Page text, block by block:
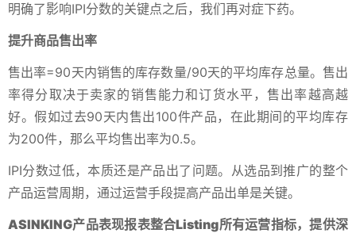
明确了影响IPI分数的关键点之后，我们再对症下药。
提升商品售出率
售出率=90天内销售的库存数量/90天的平均库存总量。售出
率得分取决于卖家的销售能力和订货水平，售出率越高越
好。假如过去90天内售出100件产品，在此期间的平均库存
为200件，那么平均售出率为0.5。
IPI分数过低，本质还是产品出了问题。从选品到推广的整个
产品运营周期，通过运营手段提高产品出单是关键。
ASINKING产品表现报表整合Listing所有运营指标，提供深